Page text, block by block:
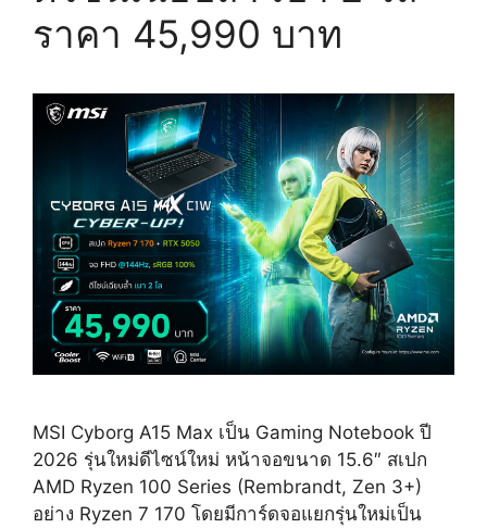
ราคา 45,990 บาท
MSI Cyborg A15 Max เป็น Gaming Notebook ปี
2026 รุ่นใหม่ดีไซน์ใหม่ หน้าจอขนาด 15.6″ สเปก
AMD Ryzen 100 Series (Rembrandt, Zen 3+)
อย่าง Ryzen 7 170 โดยมีการ์ดจอแยกรุ่นใหม่เป็น